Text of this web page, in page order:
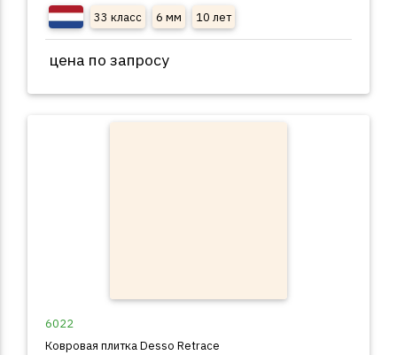
33 класс 6 мм 10 лет
цена по запросу
6022
Ковровая плитка Desso Retrace